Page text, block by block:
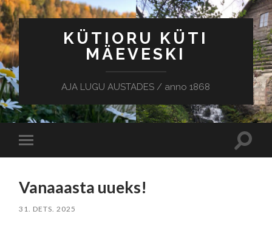
KÜTIORU KÜTI
MÄEVESKI
AJA LUGU AUSTADES / anno 1868
Toggle
mobile
Toggle
Vanaaasta uueks!
31. DETS. 2025